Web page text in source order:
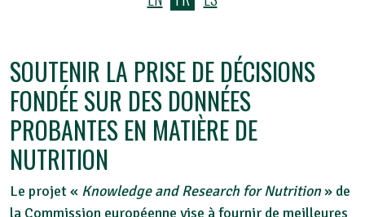
SOUTENIR LA PRISE DE DÉCISIONS
FONDÉE SUR DES DONNÉES
PROBANTES EN MATIÈRE DE
NUTRITION
Le projet « Knowledge and Research for Nutrition» de
la Commission européenne vise à fournir de meilleures